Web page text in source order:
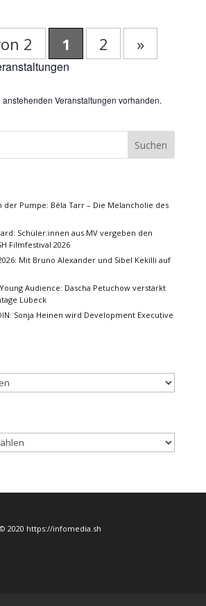
2 1 2 »
anstehenden Veranstaltungen vorhanden.
Pumpe: Béla Tarr – Die Melancholie des
Schüler:innen aus MV vergeben den
Filmfestival 2026
Mit Bruno Alexander und Sibel Kekilli auf
Audience: Dascha Petuchow verstärkt
Lübeck
Sonja Heinen wird Development Executive
© 2020 https://infomedia.sh